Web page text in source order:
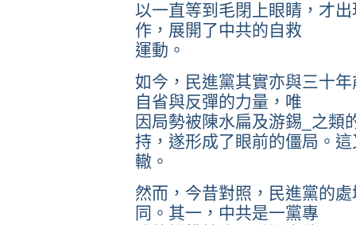
以一直等到毛閉上眼睛，才
作，展開了中共的自救
運動。
如今，民進黨其實亦與三十
自省與反彈的力量，唯
因局勢被陳水扁及游錫_之類
持，遂形成了眼前的僵局。
轍。
然而，今昔對照，民進黨的
同。其一，中共是一黨專